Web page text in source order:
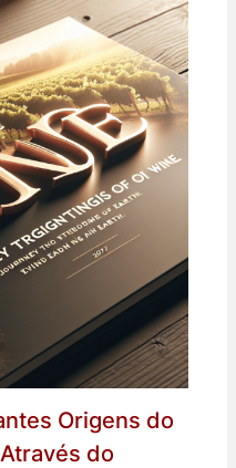
Origens do
do